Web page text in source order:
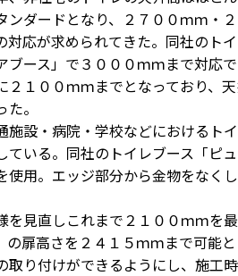
ンダードとなり、２７００ｍｍ・
対応が求められてきた。同社のト
ブース」で３０００ｍｍまで対応
２１００ｍｍまでとなっており、
。
設・病院・学校などにおけるト
ている。同社のトイレブース「ピ
使用。エッジ部分から金物をなく
見直しこれまで２１００ｍｍを
の扉高さを２４１５ｍｍまで可能
り付けができるようにし、施工